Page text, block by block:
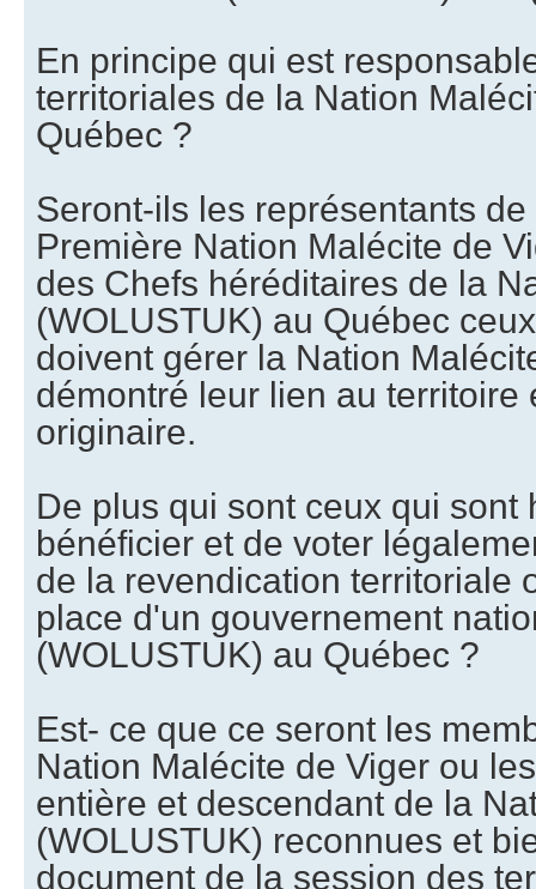
En principe qui est
territoriales de la Nation
Québec ?
Seront-ils les représentants
Première Nation Malécite de
des Chefs héréditaires de la
(WOLUSTUK) au Québec
doivent gérer la Nation
démontré leur lien au territoire
originaire.
De plus qui sont ceux qui sont
bénéficier et de voter
de la revendication territoriale
place d'un gouvernement
(WOLUSTUK) au Québec ?
Est- ce que ce seront les
Nation Malécite de Viger ou
entière et descendant de la
(WOLUSTUK) reconnues et
document de la session des